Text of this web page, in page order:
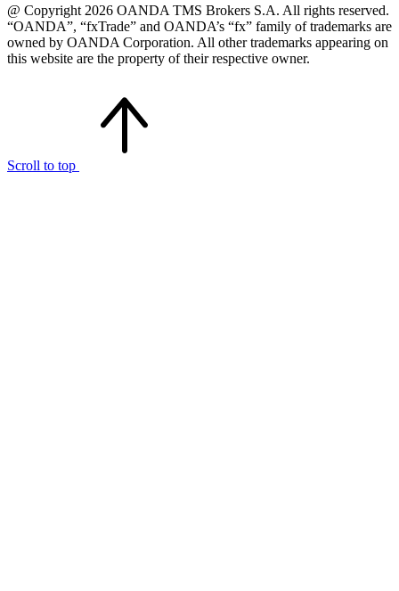
@ Copyright 2026 OANDA TMS Brokers S.A. All rights reserved.
“OANDA”, “fxTrade” and OANDA’s “fx” family of trademarks are
owned by OANDA Corporation. All other trademarks appearing on
this website are the property of their respective owner.
Scroll to top